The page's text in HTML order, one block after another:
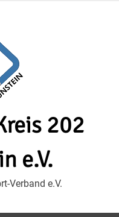
202
e.V.
Verband e.V.